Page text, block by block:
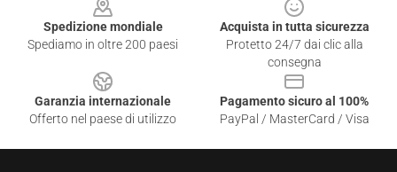
Spedizione mondiale
Spediamo in oltre 200 paesi
Acquista in tutta sicurezza
Protetto 24/7 dai clic alla
consegna
Garanzia internazionale
Offerto nel paese di utilizzo
Pagamento sicuro al 100%
PayPal / MasterCard / Visa